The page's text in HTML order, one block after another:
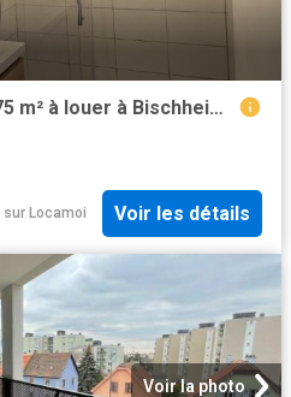
Appartement 3 pièces, 75 m² à louer à Bischheim 67800
sur Locamoi Voir les détails
Voir la photo